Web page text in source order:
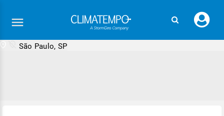
seu
São Paulo, SP